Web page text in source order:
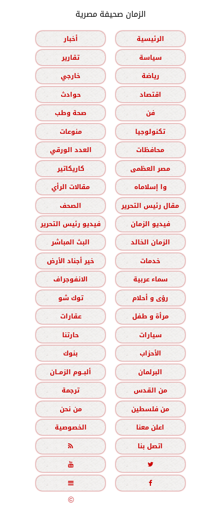
الزمان صحيفة مصرية
الرئيسية
أخبار
سياسة
تقارير
رياضة
خارجي
اقتصاد
حوادث
فن
صحة وطب
تكنولوجيا
منوعات
محافظات
العدد الورقي
مصر العظمى
كاريكاتير
وا إسلاماه
مقالات الرأي
مقال رئيس التحرير
الصحف
فيديو الزمان
فيديو رئيس التحرير
الزمان الخالد
البث المباشر
خدمات
خير أجناد الأرض
سماء عربية
الانفوجراف
رؤى و أحلام
توك شو
مرأة و طفل
عقارات
سيارات
حارتنا
الأحزاب
بنوك
البرلمان
ألبــوم الزمــان
من القدس
ترجمة
من فلسطين
من نحن
اعلن معنا
الخصوصية
اتصل بنا





جميع الحقوق محفوظة©